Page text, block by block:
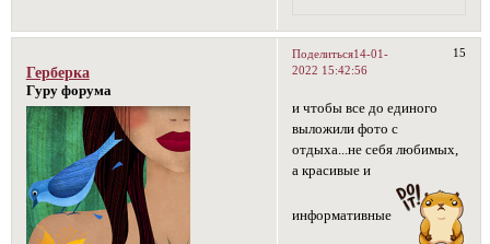
Поделиться 15
14-01-
2022 15:42:56
Герберка
Гуру форума
и чтобы все до единого
выложили фото с
отдыха...не себя любимых,
а красивые и
информативные